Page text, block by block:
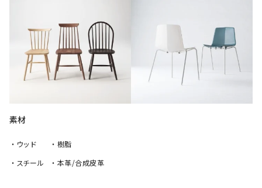
素材
・ウッド
・スチール
・樹脂
・本革/合成皮革